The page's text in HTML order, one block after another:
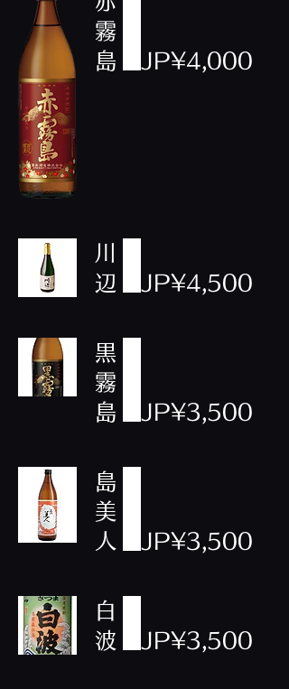
霧
島
JP¥4,000
川
辺
JP¥4,500
黒
霧
島
JP¥3,500
島
美
人
JP¥3,500
白
波
JP¥3,500